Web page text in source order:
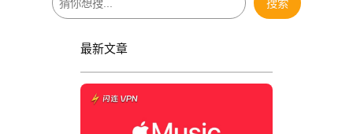
索
最新文章